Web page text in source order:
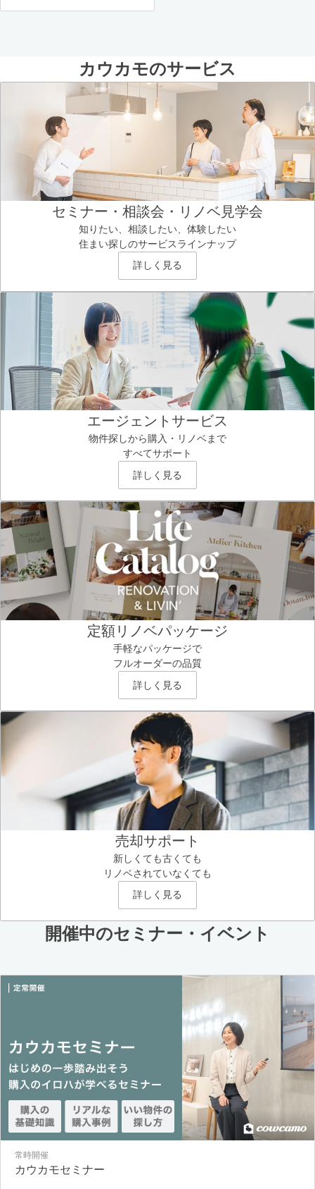
カウカモのサービス
セミナー・相談会・リノベ見学会
知りたい、相談したい、体験したい
住まい探しのサービスラインナップ
詳しく見る
エージェントサービス
物件探しから購入・リノベまで
すべてサポート
詳しく見る
定額リノベパッケージ
手軽なパッケージで
フルオーダーの品質
詳しく見る
売却サポート
新しくても古くても
リノベされていなくても
詳しく見る
開催中のセミナー・イベント
常時開催
カウカモセミナー